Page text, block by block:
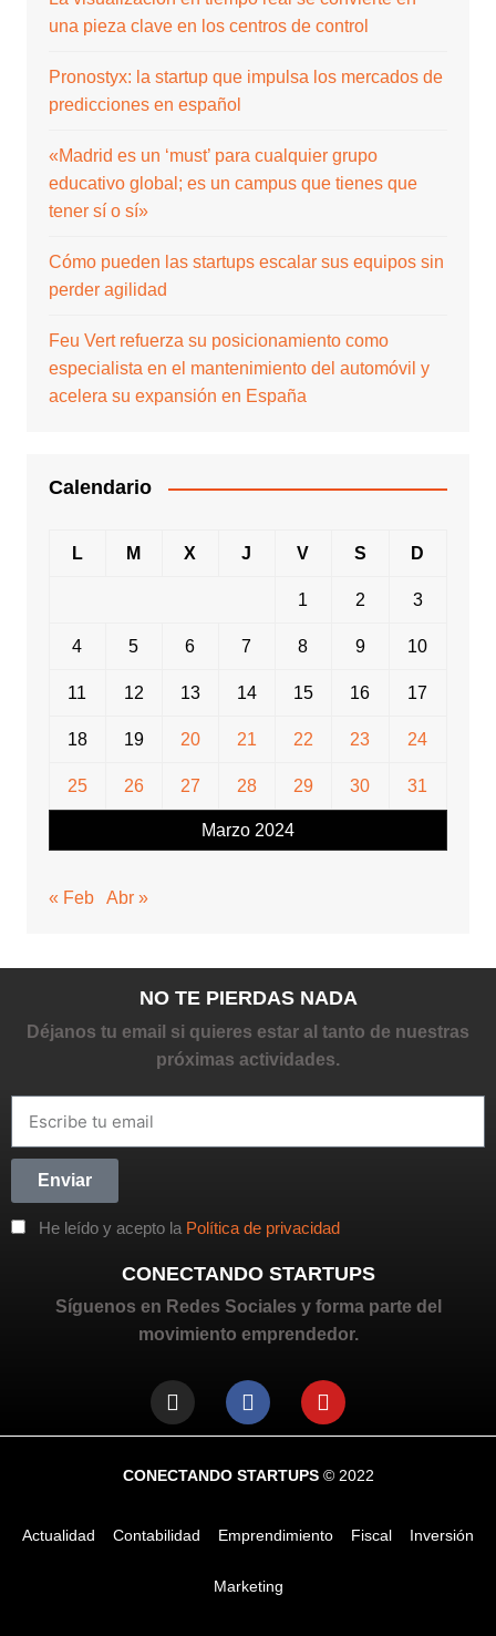
una pieza clave en los centros de control
Pronostyx: la startup que impulsa los mercados de
predicciones en español
«Madrid es un ‘must’ para cualquier grupo
educativo global; es un campus que tienes que
tener sí o sí»
Cómo pueden las startups escalar sus equipos sin
perder agilidad
Feu Vert refuerza su posicionamiento como
especialista en el mantenimiento del automóvil y
acelera su expansión en España
Calendario
Marzo 2024
L M X J V S D
1 2 3
4 5 6 7 8 9 10
11 12 13 14 15 16 17
18 19 20 21 22 23 24
25 26 27 28 29 30 31
« Feb Abr »
NO TE PIERDAS NADA
Déjanos tu email si quieres estar al tanto de nuestras
próximas actividades.
He leído y acepto la Política de privacidad
Enviar
CONECTANDO STARTUPS
Síguenos en Redes Sociales y forma parte del
movimiento emprendedor.
CONECTANDO STARTUPS© 2022
Actualidad Contabilidad Emprendimiento Fiscal Inversión
Marketing